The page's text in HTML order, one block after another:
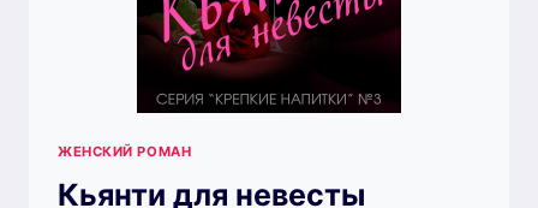
ЖЕНСКИЙ РОМАН
Кьянти для невесты